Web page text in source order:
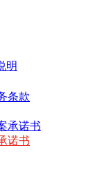
明
条款
承诺书
诺书